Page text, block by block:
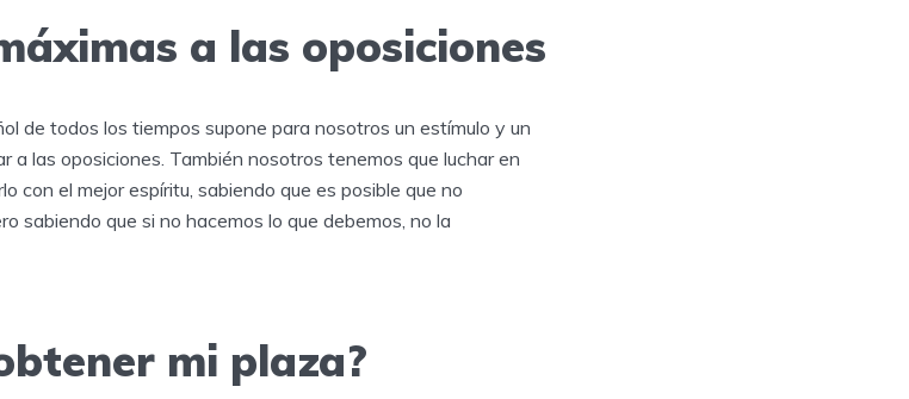
a las oposiciones
de todos los tiempos supone para nosotros un estímulo y un
a las oposiciones. También nosotros tenemos que luchar en
con el mejor espíritu, sabiendo que es posible que no
sabiendo que si no hacemos lo que debemos, no la
mi plaza?